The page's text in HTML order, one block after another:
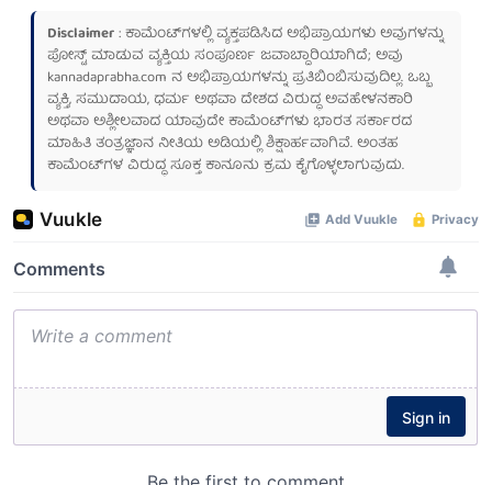
Disclaimer: ಕಾಮೆಂಟ್‌ಗಳಲ್ಲಿ ವ್ಯಕ್ತಪಡಿಸಿದ ಅಭಿಪ್ರಾಯಗಳು ಅವುಗಳನ್ನು
ಪೋಸ್ಟ್ ಮಾಡುವ ವ್ಯಕ್ತಿಯ ಸಂಪೂರ್ಣ ಜವಾಬ್ದಾರಿಯಾಗಿದೆ; ಅವು
kannadaprabha.com ನ ಅಭಿಪ್ರಾಯಗಳನ್ನು ಪ್ರತಿಬಿಂಬಿಸುವುದಿಲ್ಲ. ಒಬ್ಬ
ವ್ಯಕ್ತಿ, ಸಮುದಾಯ, ಧರ್ಮ ಅಥವಾ ದೇಶದ ವಿರುದ್ಧ ಅವಹೇಳನಕಾರಿ
ಅಥವಾ ಅಶ್ಲೀಲವಾದ ಯಾವುದೇ ಕಾಮೆಂಟ್‌ಗಳು ಭಾರತ ಸರ್ಕಾರದ
ಮಾಹಿತಿ ತಂತ್ರಜ್ಞಾನ ನೀತಿಯ ಅಡಿಯಲ್ಲಿ ಶಿಕ್ಷಾರ್ಹವಾಗಿವೆ. ಅಂತಹ
ಕಾಮೆಂಟ್‌ಗಳ ವಿರುದ್ಧ ಸೂಕ್ತ ಕಾನೂನು ಕ್ರಮ ಕೈಗೊಳ್ಳಲಾಗುವುದು.